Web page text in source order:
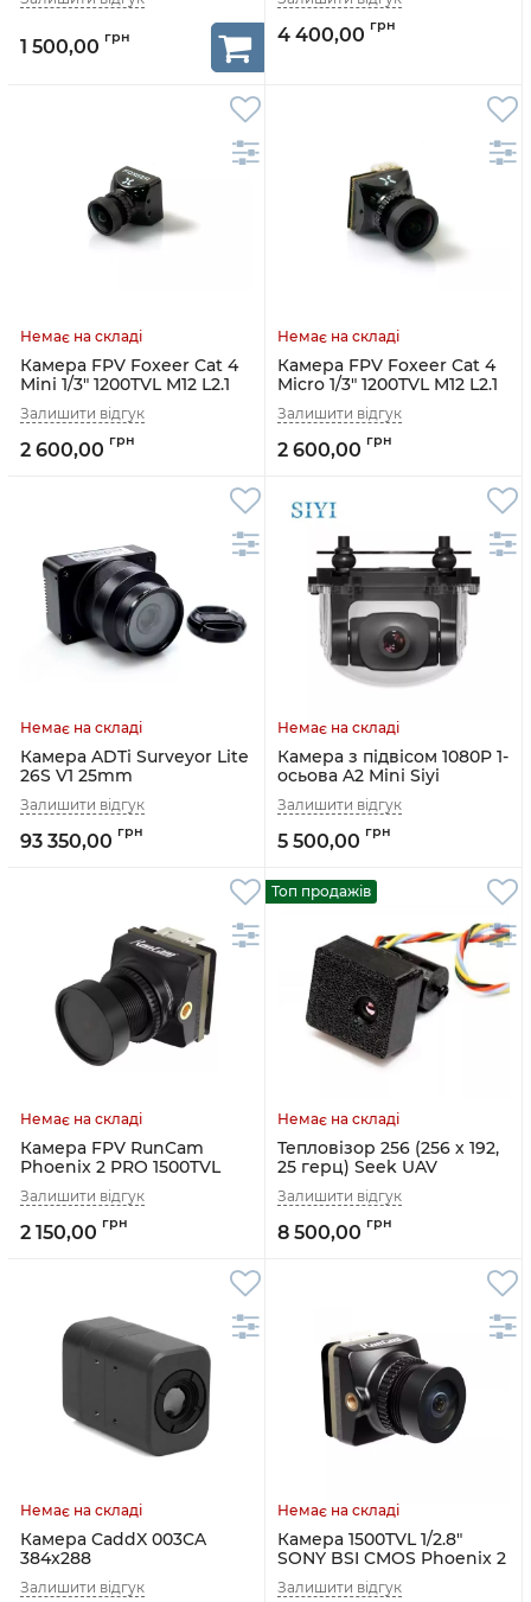
1 500,00
4 400,00
Камера FPV Foxeer Cat 4
Mini 1/3" 1200TVL M12 L2.1
(чорний)
2 600,00
Камера FPV Foxeer Cat 4
Micro 1/3" 1200TVL M12 L2.1
(чорний)
2 600,00
Камера ADTi Surveyor Lite
26S V1 25mm
93 350,00
Камера з підвісом 1080P 1-
осьова A2 Mini Siyi
5 500,00
Камера FPV RunCam
Phoenix 2 PRO 1500TVL
2 150,00
Топ продажів
Тепловізор 256 (256 х 192,
25 герц) Seek UAV
8 500,00
Камера CaddX 003CA
384x288
Камера 1500TVL 1/2.8"
SONY BSI CMOS Phoenix 2
SP V4 RunCam